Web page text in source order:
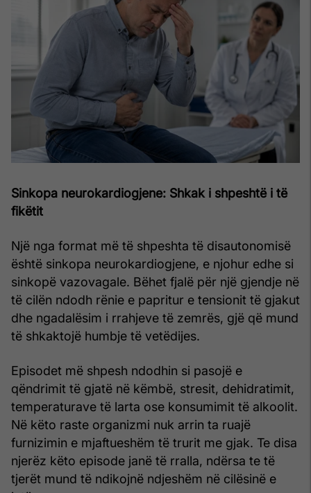
Sinkopa neurokardiogjene: Shkak i shpeshtë i të
fikëtit
Një nga format më të shpeshta të disautonomisë
është sinkopa neurokardiogjene, e njohur edhe si
sinkopë vazovagale. Bëhet fjalë për një gjendje në
të cilën ndodh rënie e papritur e tensionit të gjakut
dhe ngadalësim i rrahjeve të zemrës, gjë që mund
të shkaktojë humbje të vetëdijes.
Episodet më shpesh ndodhin si pasojë e
qëndrimit të gjatë në këmbë, stresit, dehidratimit,
temperaturave të larta ose konsumimit të alkoolit.
Në këto raste organizmi nuk arrin ta ruajë
furnizimin e mjaftueshëm të trurit me gjak. Te disa
njerëz këto episode janë të rralla, ndërsa te të
tjerët mund të ndikojnë ndjeshëm në cilësinë e